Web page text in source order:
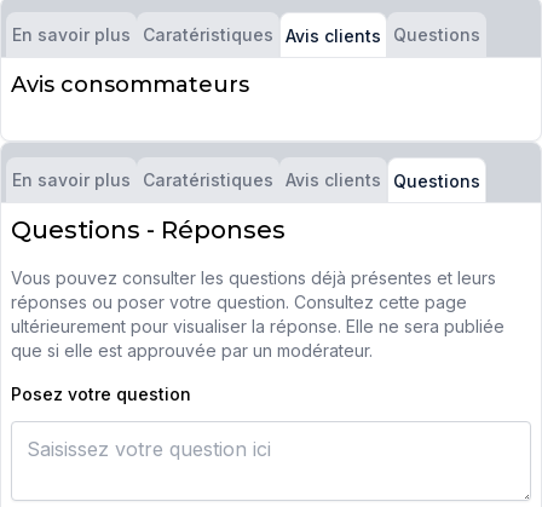
En savoir plus Caratéristiques Avis clients Questions
Avis consommateurs
En savoir plus Caratéristiques Avis clients Questions
Questions - Réponses
Vous pouvez consulter les questions déjà présentes et leurs
réponses ou poser votre question. Consultez cette page
ultérieurement pour visualiser la réponse. Elle ne sera publiée
que si elle est approuvée par un modérateur.
Posez votre question